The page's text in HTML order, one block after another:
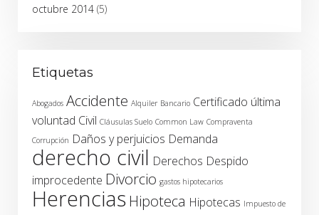
octubre 2014 (5)
Etiquetas
Abogados Accidente Alquiler Bancario Certificado última
voluntad Civil Cláusulas Suelo Common Law Compraventa
Corrupción Daños y perjuicios Demanda
derecho civil Derechos Despido
improcedente Divorcio gastos hipotecarios
Herencias Hipoteca Hipotecas Impuesto de